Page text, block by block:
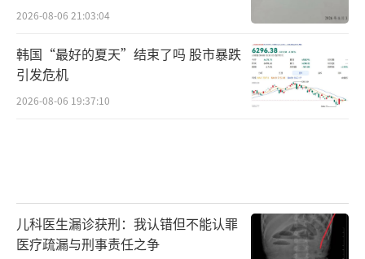
2026-08-06 21:03:04
韩国“最好的夏天”结束了吗 股市暴跌
引发危机
2026-08-06 19:37:10
儿科医生漏诊获刑：我认错但不能认罪
医疗疏漏与刑事责任之争